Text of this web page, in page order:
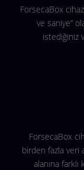
ForsecaBox
ve saniye”
istediğiniz
ForsecaBox
birden fazla veri
alanına